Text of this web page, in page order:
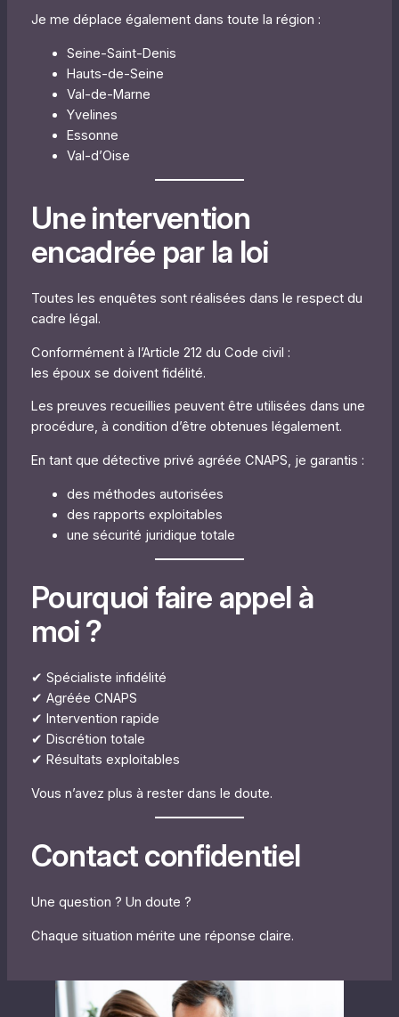
Je me déplace également dans toute la région :
Seine-Saint-Denis
Hauts-de-Seine
Val-de-Marne
Yvelines
Essonne
Val-d’Oise
Une intervention
encadrée par la loi
Toutes les enquêtes sont réalisées dans le respect du
cadre légal.
Conformément à l’Article 212 du Code civil :
les époux se doivent fidélité.
Les preuves recueillies peuvent être utilisées dans une
procédure, à condition d’être obtenues légalement.
En tant que détective privé agréée CNAPS, je garantis :
des méthodes autorisées
des rapports exploitables
une sécurité juridique totale
Pourquoi faire appel à
moi ?
✔ Spécialiste infidélité
✔ Agréée CNAPS
✔ Intervention rapide
✔ Discrétion totale
✔ Résultats exploitables
Vous n’avez plus à rester dans le doute.
Contact confidentiel
Une question ? Un doute ?
Chaque situation mérite une réponse claire.